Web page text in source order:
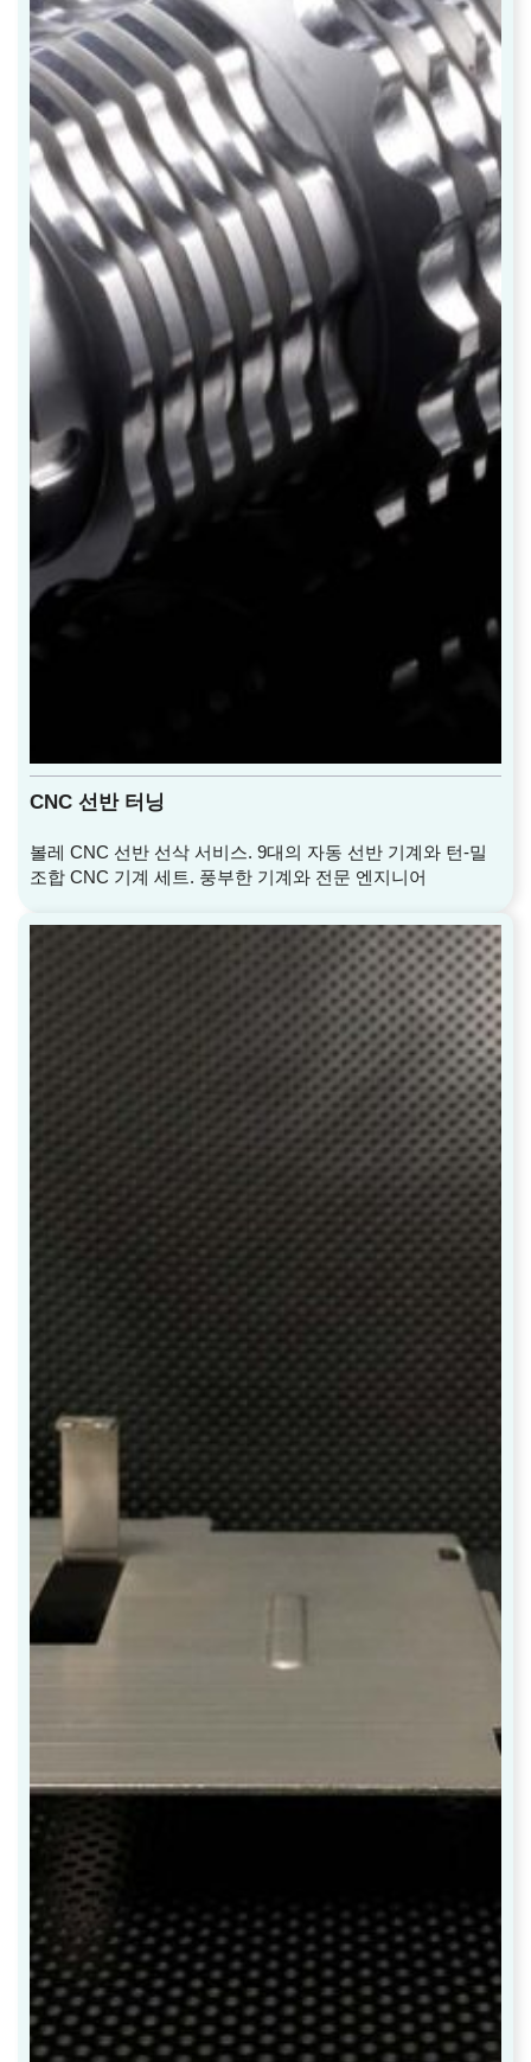
CNC 선반 터닝
볼레 CNC 선반 선삭 서비스. 9대의 자동 선반 기계와 턴-밀
조합 CNC 기계 세트. 풍부한 기계와 전문 엔지니어